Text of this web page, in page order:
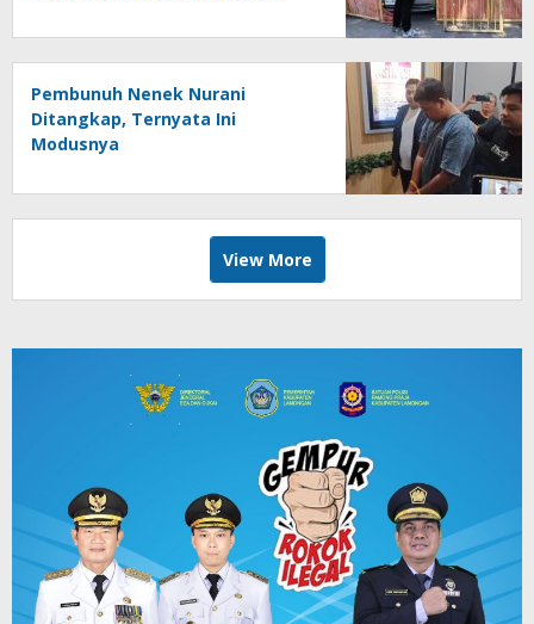
Pembunuh Nenek Nurani
Ditangkap, Ternyata Ini
Modusnya
View More